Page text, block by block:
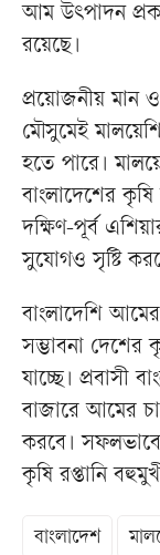
আম উৎপাদন
রয়েছে।
প্রয়োজনীয় মান
মৌসুমেই
হতে পারে।
বাংলাদেশের
দক্ষিণ-পূর্ব
সুযোগও সৃষ্টি
বাংলাদেশি
সম্ভাবনা দেশের
যাচ্ছে। প্রবাসী
বাজারে আমের
করবে। সফলভাবে
কৃষি রপ্তানি
বাংলাদেশ